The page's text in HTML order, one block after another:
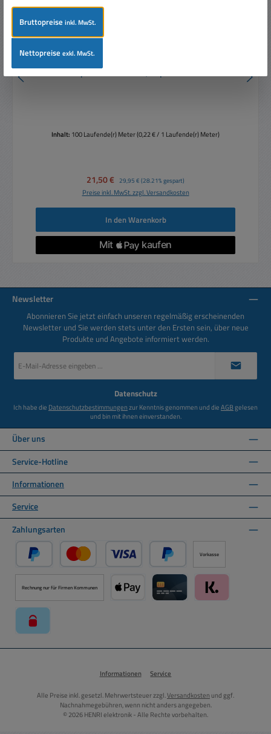
100m Lautsprecherkabel 2x 0,75qmm Weiss CCA Litze
Inhalt: 100 Laufende(r) Meter(0,22 € / 1 Laufende(r) Meter)
Verkaufspreis:
21,50 € Regulärer Preis:
29,95 € (28.21% gespart)
Preise inkl. MwSt. zzgl. Versandkosten
In den Warenkorb
Newsletter
Abonnieren Sie jetzt einfach unseren regelmäßig erscheinenden
Newsletter und Sie werden stets unter den Ersten sein, über neue
Produkte und Angebote informiert werden.
Mail-
Datenschutz
Ich habe die Datenschutzbestimmungenzur Kenntnis genommen und dieAGBgelesen
und bin mit ihnen einverstanden.
Über uns
Service-Hotline
Informationen
Service
Zahlungsarten
PayPal Kredit- oder Debitkarte über PayPal
Später Bezahlen über PayPal
Vorkasse
Rechnung nur für Firmen Kommunen
Informationen Service
Alle Preise inkl. gesetzl. Mehrwertsteuer zzgl.Versandkosten und ggf.
Nachnahmegebühren, wenn nicht anders angegeben.
© 2026 HENRI elektronik - Alle Rechte vorbehalten.
Bruttopreiseinkl. MwSt.
Nettopreiseexkl. MwSt.